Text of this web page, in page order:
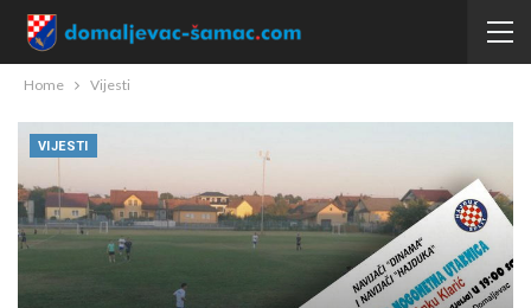
Home Vijesti
VIJESTI